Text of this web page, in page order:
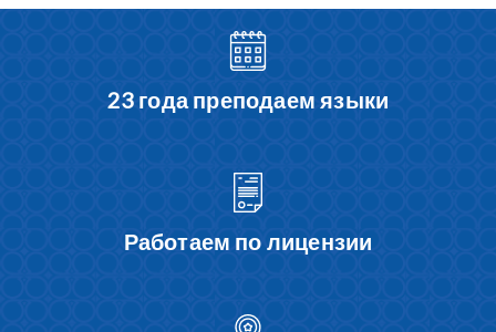
23 года преподаем языки
Работаем по лицензии